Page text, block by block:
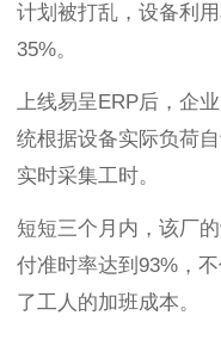
计划被打乱，设备利
35%。
上线易呈ERP后，企
统根据设备实际负荷
实时采集工时。
短短三个月内，该厂
付准时率达到93%，
了工人的加班成本。